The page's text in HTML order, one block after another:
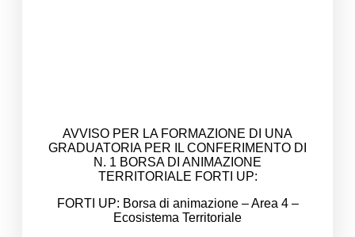
AVVISO PER LA FORMAZIONE DI UNA
GRADUATORIA PER IL CONFERIMENTO DI
N. 1 BORSA DI ANIMAZIONE
TERRITORIALE FORTI UP:
FORTI UP: Borsa di animazione – Area 4 –
Ecosistema Territoriale